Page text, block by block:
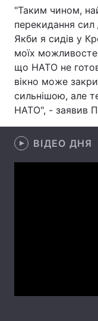
Цікавинки
Екологія
Лонгріди
Відео з Youtube
Архів
"Таким чином,
перекидання сил
Якби я сидів у
моїх
що НАТО не
вікно може
сильнішою, але
НАТО", - заявив
ВІДЕО ДНЯ